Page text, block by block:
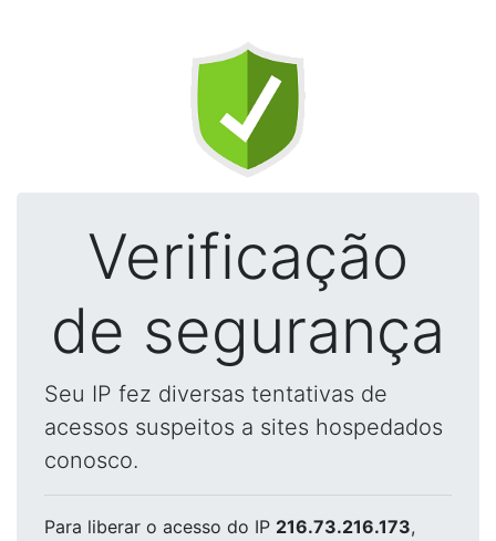
Verificação
de segurança
Seu IP fez diversas tentativas de
acessos suspeitos a sites hospedados
conosco.
Para liberar o acesso do IP 216.73.216.173,